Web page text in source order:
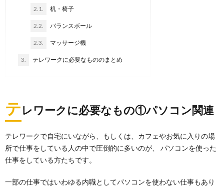
2.1. 机・椅子
2.2. バランスボール
2.3. マッサージ機
3. テレワークに必要なもののまとめ
テレワークに必要なもの①パソコン関連
テレワークで自宅にいながら、もしくは、カフェやお気に入りの場
所で仕事をしている人の中で圧倒的に多いのが、 パソコンを使った
仕事をしている方たちです。
一部の仕事ではいわゆる内職としてパソコンを使わない仕事もあり